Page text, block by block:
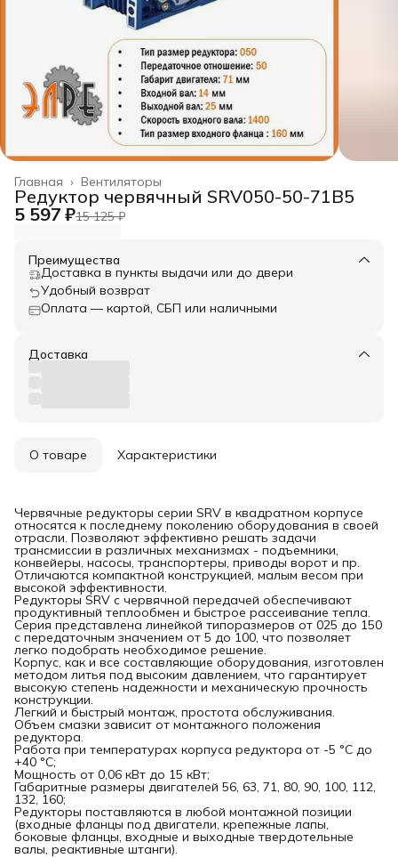
Вентиляторы
Главная ›
Редуктор червячный SRV050-50-71B5
5 597 ₽15 125 ₽
Преимущества
Доставка в пункты выдачи или до двери
Удобный возврат
Оплата — картой, СБП или наличными
Доставка
О товаре Характеристики
Червячные редукторы серии SRV в квадратном корпусе
относятся к последнему поколению оборудования в своей
отрасли. Позволяют эффективно решать задачи
трансмиссии в различных механизмах - подъемники,
конвейеры, насосы, транспортеры, приводы ворот и пр.
Отличаются компактной конструкцией, малым весом при
высокой эффективности.
Редукторы SRV с червячной передачей обеспечивают
продуктивный теплообмен и быстрое рассеивание тепла.
Серия представлена линейкой типоразмеров от 025 до 150
с передаточным значением от 5 до 100, что позволяет
легко подобрать необходимое решение.
Корпус, как и все составляющие оборудования, изготовлен
методом литья под высоким давлением, что гарантирует
высокую степень надежности и механическую прочность
конструкции.
Легкий и быстрый монтаж, простота обслуживания.
Объем смазки зависит от монтажного положения
редуктора.
Работа при температурах корпуса редуктора от -5 °C до
+40 °C;
Мощность от 0,06 кВт до 15 кВт;
Габаритные размеры двигателей 56, 63, 71, 80, 90, 100, 112,
132, 160;
Редукторы поставляются в любой монтажной позиции
(входные фланцы под двигатели, крепежные лапы,
боковые фланцы, входные и выходные твердотельные
валы, реактивные штанги).